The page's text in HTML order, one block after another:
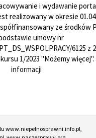
i wydawanie
realizowany w okresie
ze środków
umowy nr
6125 z
1/2023 "Możemy więcej".
informacji
www.niepelnosprawni.info.pl,